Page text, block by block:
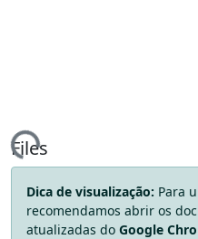
Files
Dica de visualização: Para
recomendamos abrir os
atualizadas do Google